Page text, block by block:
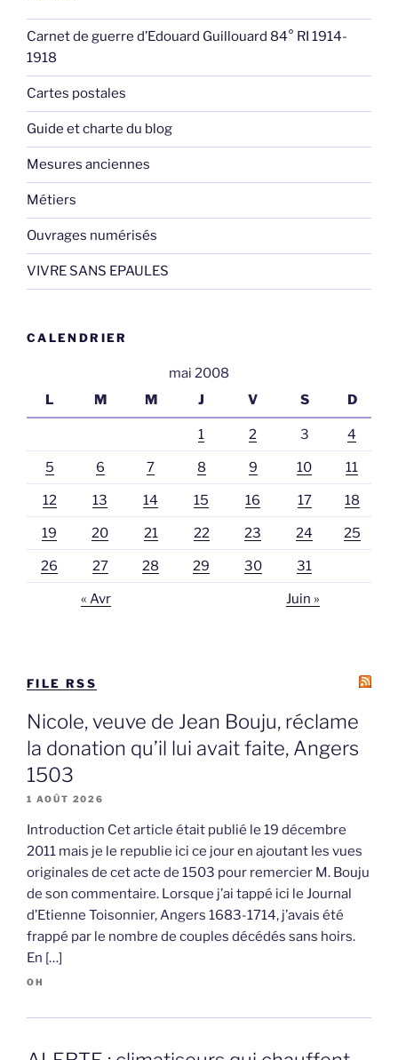
Carnet de guerre d’Edouard Guillouard 84° RI 1914-
1918
Cartes postales
Guide et charte du blog
Mesures anciennes
Métiers
Ouvrages numérisés
VIVRE SANS EPAULES
CALENDRIER
mai 2008
L
M M J V S D
1 2 3 4
5 6 7 8 9 10 11
12 13 14 15 16 17 18
19 20 21 22 23 24 25
26 27 28 29 30 31
« Avr Juin »
FILE RSS
Nicole, veuve de Jean Bouju, réclame
la donation qu’il lui avait faite, Angers
1503
1 AOÛT 2026
Introduction Cet article était publié le 19 décembre
2011 mais je le republie ici ce jour en ajoutant les vues
originales de cet acte de 1503 pour remercier M. Bouju
de son commentaire. Lorsque j’ai tappé ici le Journal
d’Etienne Toisonnier, Angers 1683-1714, j’avais été
frappé par le nombre de couples décédés sans hoirs.
En […]
OH